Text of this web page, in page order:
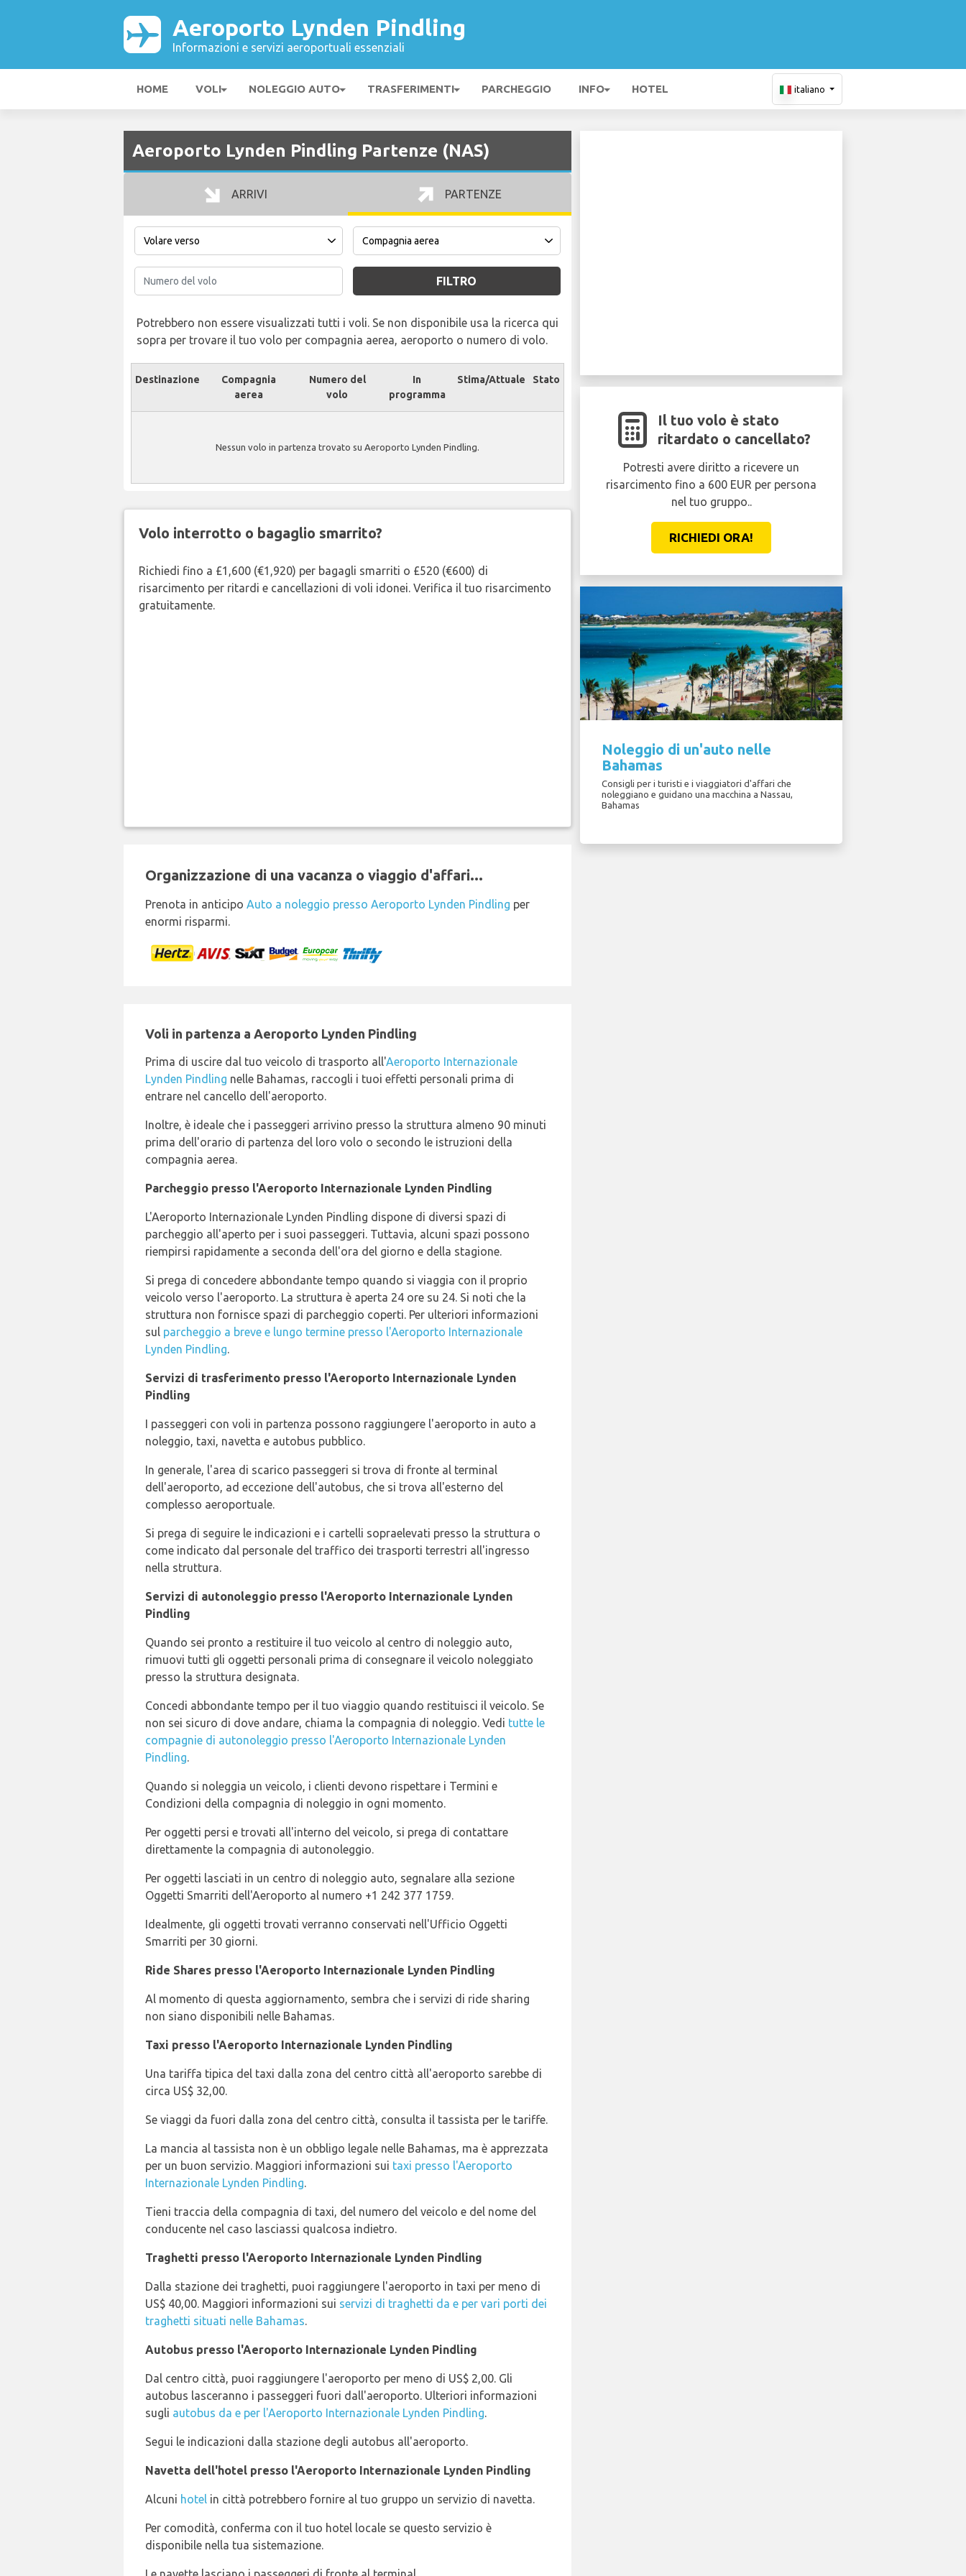
Aeroporto Lynden Pindling
Informazioni e servizi aeroportuali essenziali
HOME VOLI NOLEGGIO AUTO TRASFERIMENTI PARCHEGGIO INFO HOTEL italiano
Aeroporto Lynden Pindling Partenze (NAS)
ARRIVI PARTENZE
FILTRO
Potrebbero non essere visualizzati tutti i voli. Se non disponibile usa la ricerca qui
sopra per trovare il tuo volo per compagnia aerea, aeroporto o numero di volo.
Destinazione
Compagnia
aerea
Numero del
volo
In
programma
Stima/Attuale Stato
Nessun volo in partenza trovato su Aeroporto Lynden Pindling.
Volo interrotto o bagaglio smarrito?
Richiedi fino a £1,600 (€1,920) per bagagli smarriti o £520 (€600) di
risarcimento per ritardi e cancellazioni di voli idonei. Verifica il tuo risarcimento
gratuitamente.
Organizzazione di una vacanza o viaggio d'affari...
Prenota in anticipo Auto a noleggio presso Aeroporto Lynden Pindling per
enormi risparmi.
Voli in partenza a Aeroporto Lynden Pindling
Prima di uscire dal tuo veicolo di trasporto all'Aeroporto Internazionale
Lynden Pindling nelle Bahamas, raccogli i tuoi effetti personali prima di
entrare nel cancello dell'aeroporto.
Inoltre, è ideale che i passeggeri arrivino presso la struttura almeno 90 minuti
prima dell'orario di partenza del loro volo o secondo le istruzioni della
compagnia aerea.
Parcheggio presso l'Aeroporto Internazionale Lynden Pindling
L'Aeroporto Internazionale Lynden Pindling dispone di diversi spazi di
parcheggio all'aperto per i suoi passeggeri. Tuttavia, alcuni spazi possono
riempirsi rapidamente a seconda dell'ora del giorno e della stagione.
Si prega di concedere abbondante tempo quando si viaggia con il proprio
veicolo verso l'aeroporto. La struttura è aperta 24 ore su 24. Si noti che la
struttura non fornisce spazi di parcheggio coperti. Per ulteriori informazioni
sul parcheggio a breve e lungo termine presso l'Aeroporto Internazionale
Lynden Pindling.
Servizi di trasferimento presso l'Aeroporto Internazionale Lynden
Pindling
I passeggeri con voli in partenza possono raggiungere l'aeroporto in auto a
noleggio, taxi, navetta e autobus pubblico.
In generale, l'area di scarico passeggeri si trova di fronte al terminal
dell'aeroporto, ad eccezione dell'autobus, che si trova all'esterno del
complesso aeroportuale.
Si prega di seguire le indicazioni e i cartelli sopraelevati presso la struttura o
come indicato dal personale del traffico dei trasporti terrestri all'ingresso
nella struttura.
Servizi di autonoleggio presso l'Aeroporto Internazionale Lynden
Pindling
Quando sei pronto a restituire il tuo veicolo al centro di noleggio auto,
rimuovi tutti gli oggetti personali prima di consegnare il veicolo noleggiato
presso la struttura designata.
Concedi abbondante tempo per il tuo viaggio quando restituisci il veicolo. Se
non sei sicuro di dove andare, chiama la compagnia di noleggio. Vedi tutte le
compagnie di autonoleggio presso l'Aeroporto Internazionale Lynden
Pindling.
Quando si noleggia un veicolo, i clienti devono rispettare i Termini e
Condizioni della compagnia di noleggio in ogni momento.
Per oggetti persi e trovati all'interno del veicolo, si prega di contattare
direttamente la compagnia di autonoleggio.
Per oggetti lasciati in un centro di noleggio auto, segnalare alla sezione
Oggetti Smarriti dell'Aeroporto al numero +1 242 377 1759.
Idealmente, gli oggetti trovati verranno conservati nell'Ufficio Oggetti
Smarriti per 30 giorni.
Ride Shares presso l'Aeroporto Internazionale Lynden Pindling
Al momento di questa aggiornamento, sembra che i servizi di ride sharing
non siano disponibili nelle Bahamas.
Taxi presso l'Aeroporto Internazionale Lynden Pindling
Una tariffa tipica del taxi dalla zona del centro città all'aeroporto sarebbe di
circa US$ 32,00.
Se viaggi da fuori dalla zona del centro città, consulta il tassista per le tariffe.
La mancia al tassista non è un obbligo legale nelle Bahamas, ma è apprezzata
per un buon servizio. Maggiori informazioni sui taxi presso l'Aeroporto
Internazionale Lynden Pindling.
Tieni traccia della compagnia di taxi, del numero del veicolo e del nome del
conducente nel caso lasciassi qualcosa indietro.
Traghetti presso l'Aeroporto Internazionale Lynden Pindling
Dalla stazione dei traghetti, puoi raggiungere l'aeroporto in taxi per meno di
US$ 40,00. Maggiori informazioni sui servizi di traghetti da e per vari porti dei
traghetti situati nelle Bahamas.
Autobus presso l'Aeroporto Internazionale Lynden Pindling
Dal centro città, puoi raggiungere l'aeroporto per meno di US$ 2,00. Gli
autobus lasceranno i passeggeri fuori dall'aeroporto. Ulteriori informazioni
sugli autobus da e per l'Aeroporto Internazionale Lynden Pindling.
Segui le indicazioni dalla stazione degli autobus all'aeroporto.
Navetta dell'hotel presso l'Aeroporto Internazionale Lynden Pindling
Alcuni hotel in città potrebbero fornire al tuo gruppo un servizio di navetta.
Per comodità, conferma con il tuo hotel locale se questo servizio è
disponibile nella tua sistemazione.
Il tuo volo è stato
ritardato o cancellato?
Potresti avere diritto a ricevere un
risarcimento fino a 600 EUR per persona
nel tuo gruppo..
RICHIEDI ORA!
Noleggio di un'auto nelle
Bahamas
Consigli per i turisti e i viaggiatori d'affari che
noleggiano e guidano una macchina a Nassau,
Bahamas